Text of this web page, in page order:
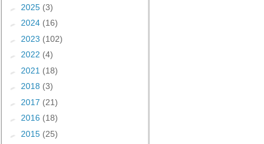
► 2025 (3)
► 2024 (16)
► 2023 (102)
► 2022 (4)
► 2021 (18)
► 2018 (3)
► 2017 (21)
► 2016 (18)
► 2015 (25)